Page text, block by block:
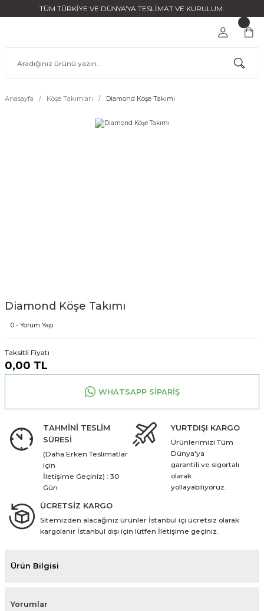
TÜM TÜRKİYE VE DÜNYA'YA TESLİMAT VE KURULUM.
Anasayfa Köşe Takımları Diamond Köşe Takımı
Diamond Köşe Takımı
0 - Yorum Yap
Taksitli Fiyatı :
0,00 TL
WHATSAPP SİPARİŞ
TAHMİNİ TESLİM
SÜRESİ
(Daha Erken Teslimatlar
için
İletişime Geçiniz) : 30
Gün
YURTDIŞI KARGO
Ürünlerimizi Tüm
Dünya'ya
garantili ve sigortalı
olarak
yollayabiliyoruz.
ÜCRETSİZ KARGO
Sitemizden alacağınız ürünler İstanbul içi ücretsiz olarak
kargolanır İstanbul dışı için lütfen İletişime geçiniz.
Ürün Bilgisi
Yorumlar